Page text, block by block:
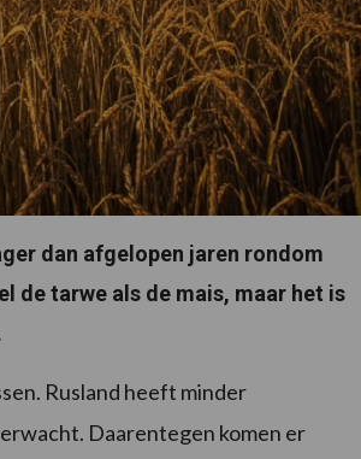
dan afgelopen jaren rondom
de tarwe als de mais, maar het is
Rusland heeft minder
Daarentegen komen er